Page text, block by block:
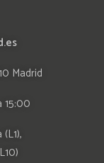
Madrid
15:00